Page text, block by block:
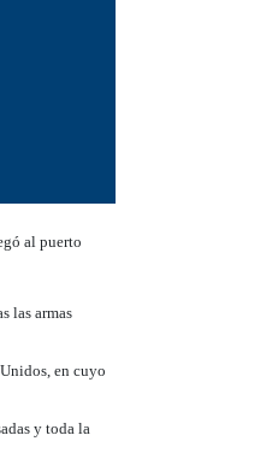
al puerto
las armas
en cuyo
y toda la